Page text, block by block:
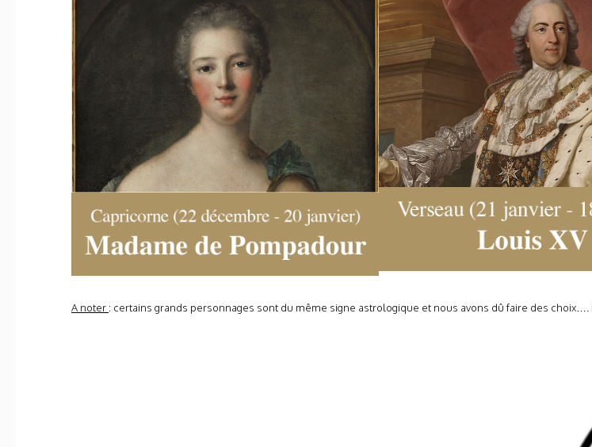
A noter : certains grands personnages sont du même signe astrologique et nous avons dû faire des